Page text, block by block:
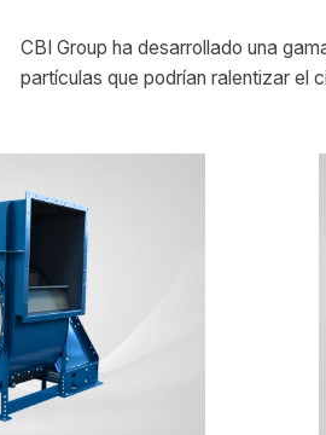
CBI Group ha desarrollado una
partículas que podrían ralentizar el